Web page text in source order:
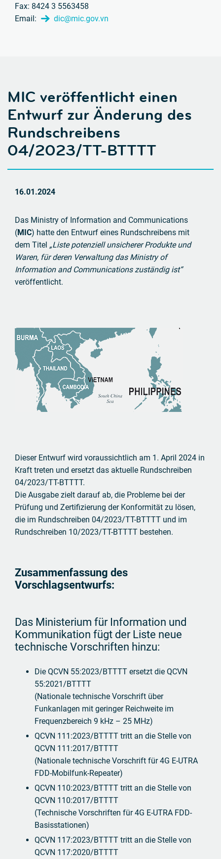
Fax: 8424 3 5563458
Email:
dic@mic.gov.vn
MIC veröffentlicht einen
Entwurf zur Änderung des
Rundschreibens
04/2023/TT-BTTTT
16.01.2024
Das Ministry of Information and Communications
(MIC) hatte den Entwurf eines Rundschreibens mit
dem Titel „Liste potenziell unsicherer Produkte und
Waren, für deren Verwaltung das Ministry of
Information and Communications zuständig ist“
veröffentlicht.
Dieser Entwurf wird voraussichtlich am 1. April 2024 in
Kraft treten und ersetzt das aktuelle Rundschreiben
04/2023/TT-BTTTT.
Die Ausgabe zielt darauf ab, die Probleme bei der
Prüfung und Zertifizierung der Konformität zu lösen,
die im Rundschreiben 04/2023/TT-BTTTT und im
Rundschreiben 10/2023/TT-BTTTT bestehen.
Zusammenfassung des
Vorschlagsentwurfs:
Das Ministerium für Information und
Kommunikation fügt der Liste neue
technische Vorschriften hinzu:
Die QCVN 55:2023/BTTTT ersetzt die QCVN
55:2021/BTTTT
(Nationale technische Vorschrift über
Funkanlagen mit geringer Reichweite im
Frequenzbereich 9 kHz – 25 MHz)
QCVN 111:2023/BTTTT tritt an die Stelle von
QCVN 111:2017/BTTTT
(Nationale technische Vorschrift für 4G E-UTRA
FDD-Mobilfunk-Repeater)
QCVN 110:2023/BTTTT tritt an die Stelle von
QCVN 110:2017/BTTTT
(Technische Vorschriften für 4G E-UTRA FDD-
Basisstationen)
QCVN 117:2023/BTTTT tritt an die Stelle von
QCVN 117:2020/BTTTT